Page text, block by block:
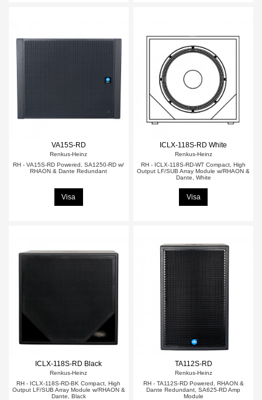
VA15S-RD
Renkus-Heinz
RH - VA15S-RD Powered, SA1250-RD w/
RHAON & Dante Redundant
Visa
ICLX-118S-RD White
Renkus-Heinz
RH - ICLX-118S-RD-WT Compact, High
Output LF/SUB Array Module w/RHAON &
Dante, White
Visa
ICLX-118S-RD Black
Renkus-Heinz
RH - ICLX-118S-RD-BK Compact, High
Output LF/SUB Array Module w/RHAON &
Dante, Black
TA112S-RD
Renkus-Heinz
RH - TA112S-RD Powered, RHAON &
Dante Redundant, SA625-RD Amp
Module